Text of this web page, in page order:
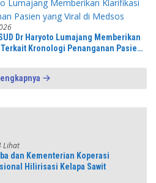
Dr Haryoto Lumajang Memberikan
Kronologi Penanganan Pasien
Lihat
dan Kementerian Koperasi
Hilirisasi Kelapa Sawit